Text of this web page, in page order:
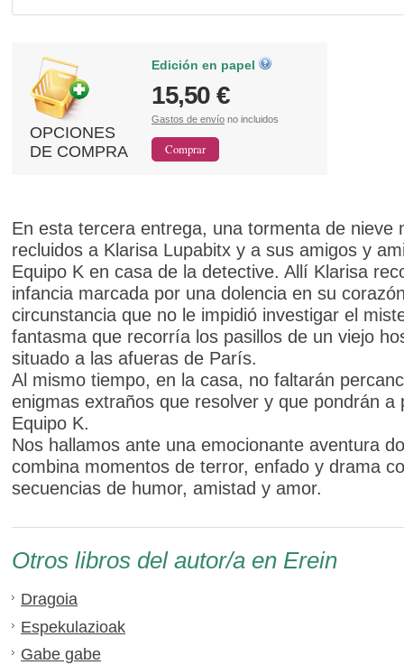
OPCIONES
DE COMPRA
Edición en papel
15,50 €
Gastos de envío no incluidos
En esta tercera entrega, una tormenta de nieve
recluidos a Klarisa Lupabitx y a sus amigos y
Equipo K en casa de la detective. Allí Klarisa
infancia marcada por una dolencia en su
circunstancia que no le impidió investigar el
fantasma que recorría los pasillos de un viejo
situado a las afueras de París.
Al mismo tiempo, en la casa, no faltarán
enigmas extraños que resolver y que pondrán a
Equipo K.
Nos hallamos ante una emocionante aventura
combina momentos de terror, enfado y drama
secuencias de humor, amistad y amor.
Otros libros del autor/a en Erein
Dragoia
Espekulazioak
Gabe gabe